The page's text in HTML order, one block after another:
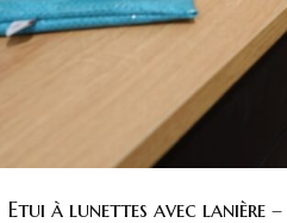
Etui à lunettes avec lanière